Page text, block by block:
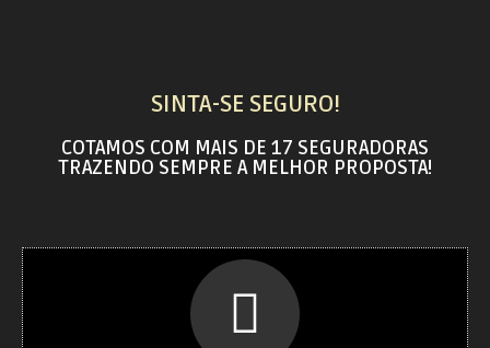
SINTA-SE SEGURO!
COTAMOS COM MAIS DE 17 SEGURADORAS
TRAZENDO SEMPRE A MELHOR PROPOSTA!